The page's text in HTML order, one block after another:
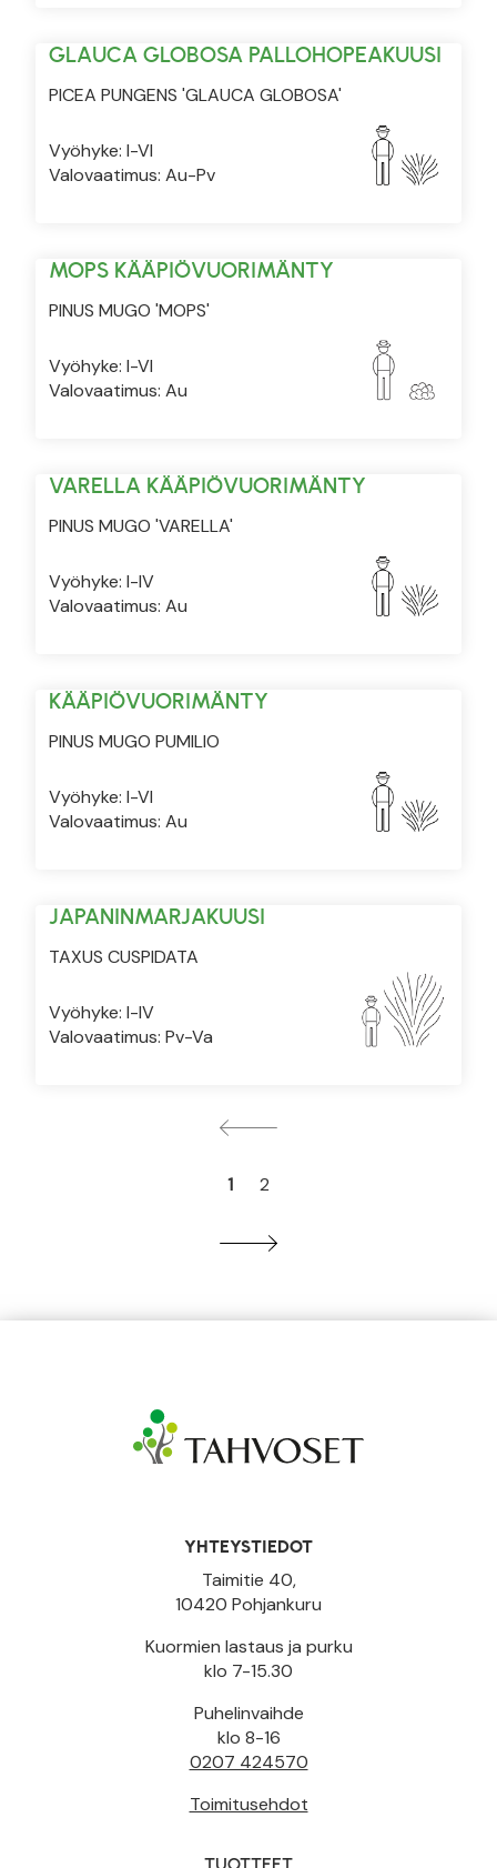
GLAUCA GLOBOSA PALLOHOPEAKUUSI
PICEA PUNGENS 'GLAUCA GLOBOSA'
Vyöhyke: I-VI
Valovaatimus: Au-Pv
MOPS KÄÄPIÖVUORIMÄNTY
PINUS MUGO 'MOPS'
Vyöhyke: I-VI
Valovaatimus: Au
VARELLA KÄÄPIÖVUORIMÄNTY
PINUS MUGO 'VARELLA'
Vyöhyke: I-IV
Valovaatimus: Au
KÄÄPIÖVUORIMÄNTY
PINUS MUGO PUMILIO
Vyöhyke: I-VI
Valovaatimus: Au
JAPANINMARJAKUUSI
TAXUS CUSPIDATA
Vyöhyke: I-IV
Valovaatimus: Pv-Va
1 2
YHTEYSTIEDOT
Taimitie 40,
10420 Pohjankuru
Kuormien lastaus ja purku
klo 7-15.30
Puhelinvaihde
klo 8-16
0207 424570
Toimitusehdot
TUOTTEET